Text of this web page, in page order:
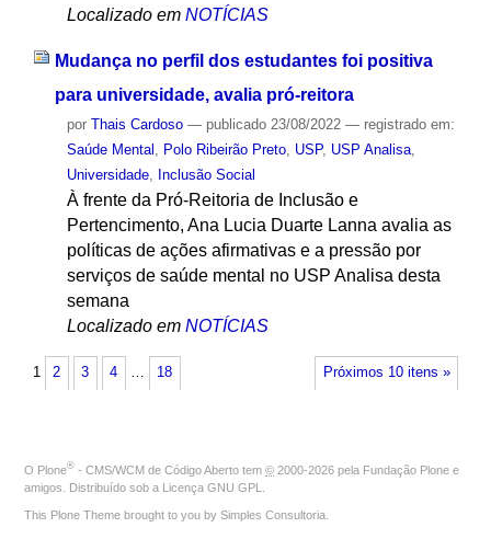
Localizado em NOTÍCIAS
Mudança no perfil dos estudantes foi positiva
para universidade, avalia pró-reitora
por Thais Cardoso — publicado23/08/2022 — registrado em:
Saúde Mental , Polo Ribeirão Preto, USP, USP Analisa,
Universidade, Inclusão Social
À frente da Pró-Reitoria de Inclusão e
Pertencimento, Ana Lucia Duarte Lanna avalia as
políticas de ações afirmativas e a pressão por
serviços de saúde mental no USP Analisa desta
semana
Localizado em NOTÍCIAS
Próximos 10 itens »
1 2 3 4 … 18
O Plone® - CMS/WCM de Código Aberto tem © 2000-2026 pela Fundação Plone e
amigos. Distribuído sob a Licença GNU GPL
This Plone Theme brought to you by Simples Consultoria